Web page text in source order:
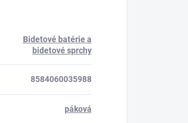
Bidetové batérie a
bidetové sprchy
8584060035988
páková